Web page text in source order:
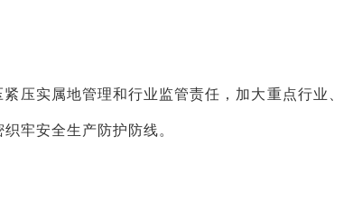
压实属地管理和行业监管责任，加大重点行业
牢安全生产防护防线。